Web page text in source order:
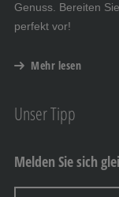
Genuss. Bereiten
perfekt vor!
Mehr lesen
Unser Tipp
Melden Sie sich